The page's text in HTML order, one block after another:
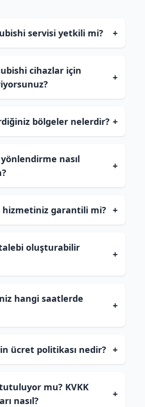
servisi yetkili mi? +
cihazlar için
+
bölgeler nelerdir? +
yönlendirme nasıl
+
hizmetiniz garantili mi? +
oluşturabilir
+
hangi saatlerde
+
ücret politikası nedir? +
mu? KVKK
nasıl?
+